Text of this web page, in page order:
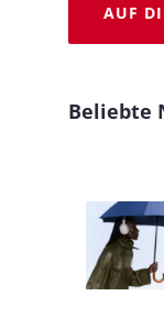
AUF
Beliebte